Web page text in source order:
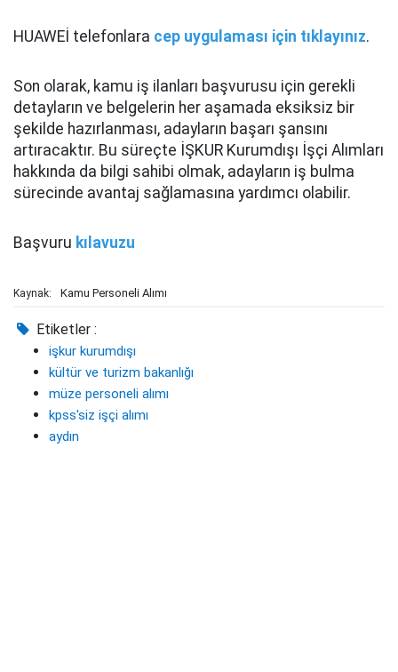
HUAWEİ telefonlara cep uygulaması için tıklayınız.
Son olarak, kamu iş ilanları başvurusu için gerekli
detayların ve belgelerin her aşamada eksiksiz bir
şekilde hazırlanması, adayların başarı şansını
artıracaktır. Bu süreçte İŞKUR Kurumdışı İşçi Alımları
hakkında da bilgi sahibi olmak, adayların iş bulma
sürecinde avantaj sağlamasına yardımcı olabilir.
Başvuru kılavuzu
Kaynak: Kamu Personeli Alımı
Etiketler :
işkur kurumdışı
kültür ve turizm bakanlığı
müze personeli alımı
kpss'siz işçi alımı
aydın